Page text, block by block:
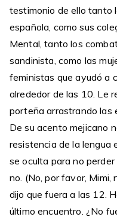
testimonio de ello tanto
española, como sus
Mental, tanto los
sandinista, como las
feministas que ayudó a
alrededor de las 10. Le
porteña arrastrando las
De su acento mejicano
resistencia de la lengua
se oculta para no
no. (No, por favor, Mimi,
dijo que fuera a las 12.
último encuentro. ¿No